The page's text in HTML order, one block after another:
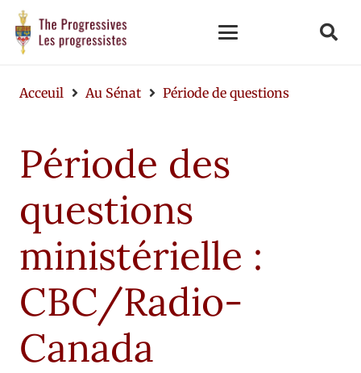
Acceuil Au Sénat Période de questions
Période des
questions
ministérielle :
CBC/Radio-
Canada